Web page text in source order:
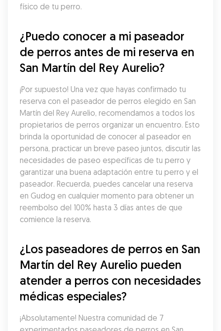
físico de tu perro.
¿Puedo conocer a mi paseador
de perros antes de mi reserva en
San Martín del Rey Aurelio?
¡Por supuesto! Una vez que hayas confirmado tu
reserva con el paseador de perros elegido en San
Martín del Rey Aurelio, recomendamos a todos los
propietarios de perros organizar un encuentro. Esto
brinda la oportunidad de conocer al paseador en
persona, practicar un breve paseo juntos, discutir las
necesidades de paseo específicas de tu perro y
garantizar una buena adaptación entre tu perro y el
paseador. Recuerda, puedes cancelar una reserva
en Gudog en cualquier momento para obtener un
reembolso del 100% hasta 3 días antes de que
comience la reserva.
¿Los paseadores de perros en San
Martín del Rey Aurelio pueden
atender a perros con necesidades
médicas especiales?
¡Absolutamente! Nuestra comunidad de 7